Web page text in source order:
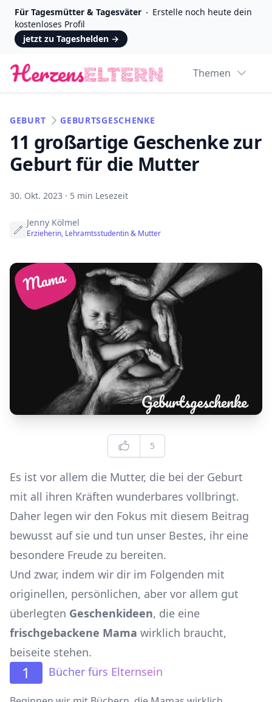
Für Tagesmütter & Tagesväter
Erstelle noch heute dein
kostenloses Profil
jetzt zu Tageshelden →
Logo Themen
GEBURT GEBURTSGESCHENKE
11 großartige Geschenke zur
Geburt für die Mutter
30. Okt. 2023 · 5 min Lesezeit
Jenny Kölmel
Erzieherin, Lehramtsstudentin & Mutter
Edit Likes
5
Es ist vor allem die Mutter, die bei der Geburt
mit all ihren Kräften wunderbares vollbringt.
Daher legen wir den Fokus mit diesem Beitrag
bewusst auf sie und tun unser Bestes, ihr eine
besondere Freude zu bereiten.
Und zwar, indem wir dir im Folgenden mit
originellen, persönlichen, aber vor allem gut
überlegten Geschenkideen, die eine
frischgebackene Mama wirklich braucht,
beiseite stehen.
1 Bücher fürs Elternsein